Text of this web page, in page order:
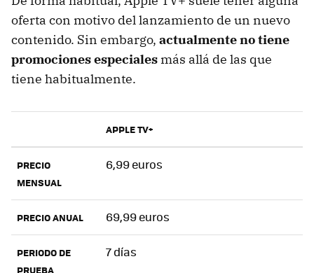
oferta con motivo del lanzamiento de un nuevo
contenido. Sin embargo, actualmente no tiene
promociones especiales más allá de las que
tiene habitualmente.
APPLE TV+
PRECIO
MENSUAL
6,99 euros
PRECIO ANUAL 69,99 euros
PERIODO DE
PRUEBA
7 días